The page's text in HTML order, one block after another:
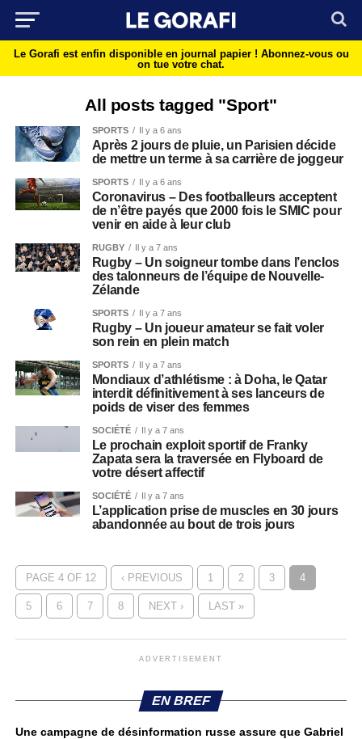
Le Gorafi est enfin disponible en journal papier ! Abonnez-vous ou
on tue votre chat.
All posts tagged "Sport"
SPORTS Il y a 6 ans
Après 2 jours de pluie, un Parisien décide
de mettre un terme à sa carrière de joggeur
SPORTS Il y a 6 ans
Coronavirus – Des footballeurs acceptent
de n’être payés que 2000 fois le SMIC pour
venir en aide à leur club
RUGBY Il y a 7 ans
Rugby – Un soigneur tombe dans l’enclos
des talonneurs de l’équipe de Nouvelle-
Zélande
SPORTS Il y a 7 ans
Rugby – Un joueur amateur se fait voler
son rein en plein match
SPORTS Il y a 7 ans
Mondiaux d’athlétisme : à Doha, le Qatar
interdit définitivement à ses lanceurs de
poids de viser des femmes
SOCIÉTÉ Il y a 7 ans
Le prochain exploit sportif de Franky
Zapata sera la traversée en Flyboard de
votre désert affectif
SOCIÉTÉ Il y a 7 ans
L’application prise de muscles en 30 jours
abandonnée au bout de trois jours
PAGE 4 OF 12 ‹ PREVIOUS 1 2 3 4
5 6 7 8 NEXT › LAST »
ADVERTISEMENT
EN BREF
Une campagne de désinformation russe assure que Gabriel